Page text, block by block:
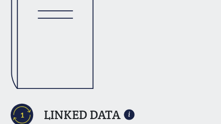
1
LINKED DATA